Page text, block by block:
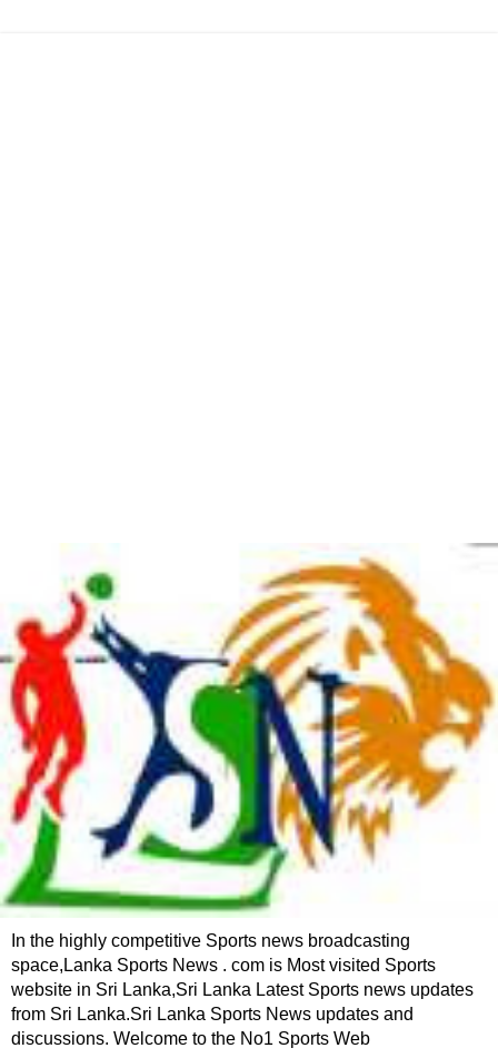
In the highly competitive Sports news broadcasting
space,Lanka Sports News . com is Most visited Sports
website in Sri Lanka,Sri Lanka Latest Sports news updates
from Sri Lanka.Sri Lanka Sports News updates and
discussions. Welcome to the No1 Sports Web